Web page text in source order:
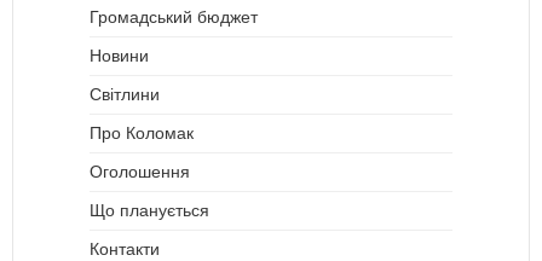
Громадський бюджет
Новини
Світлини
Про Коломак
Оголошення
Що планується
Контакти